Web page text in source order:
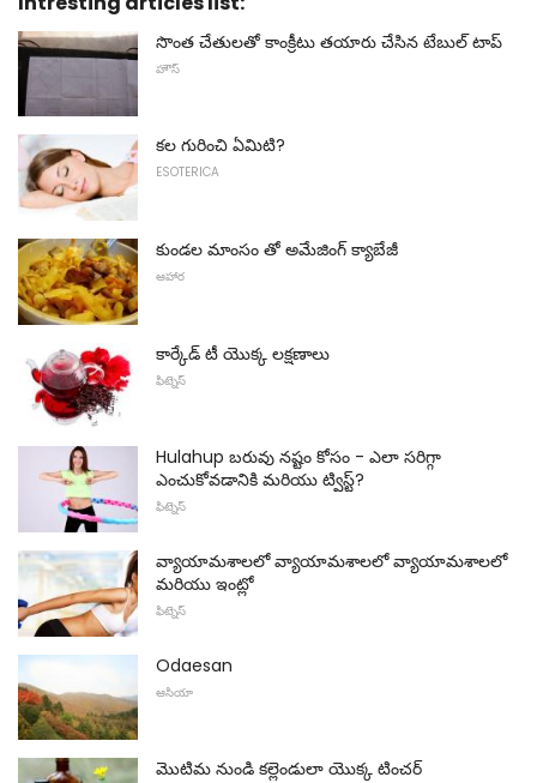
సొంత చేతులతో కాంక్రీటు తయారు చేసిన టేబుల్ టాప్
హౌస్
కల గురించి ఏమిటి?
ESOTERICA
కుండల మాంసం తో అమేజింగ్ క్యాబేజీ
ఆహార
కార్కేడ్ టీ యొక్క లక్షణాలు
ఫిట్నెస్
Hulahup బరువు నష్టం కోసం - ఎలా సరిగ్గా
ఎంచుకోవడానికి మరియు ట్విస్ట్?
ఫిట్నెస్
వ్యాయామశాలలో వ్యాయామశాలలో వ్యాయామశాలలో
మరియు ఇంట్లో
ఫిట్నెస్
Odaesan
ఆసియా
మొటిమ నుండి కల్లెండులా యొక్క టించర్